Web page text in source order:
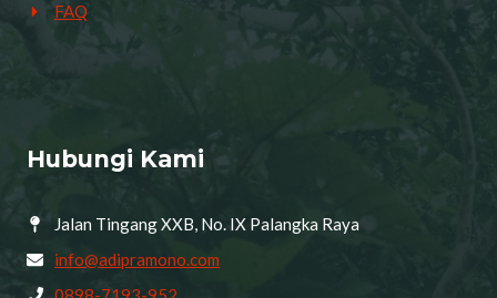
FAQ
Hubungi Kami
Jalan Tingang XXB, No. IX Palangka Raya
info@adipramono.com